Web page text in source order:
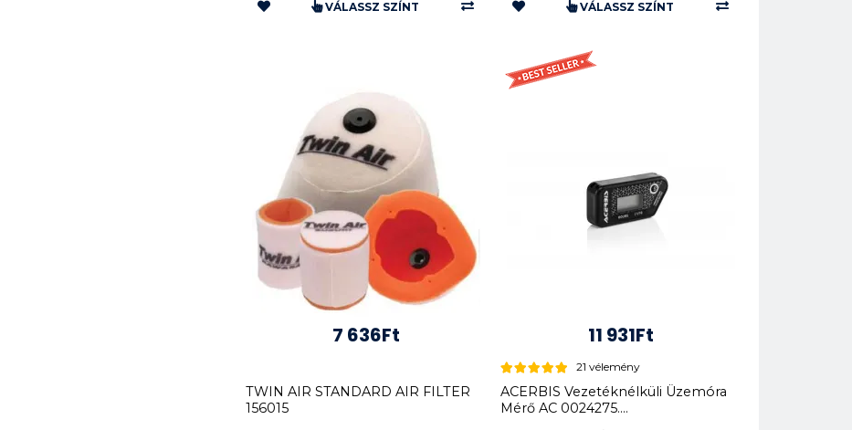
VÁLASSZ SZÍNT VÁLASSZ SZÍNT
7 636Ft
TWIN AIR STANDARD AIR FILTER
156015
11 931Ft
21 vélemény
ACERBIS Vezetéknélküli Üzemóra
Mérő AC 0024275....